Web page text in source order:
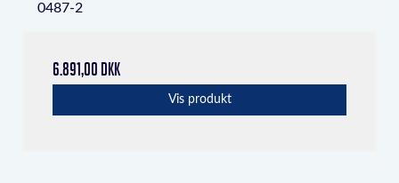
0487-2
6.891,00 DKK
Vis produkt